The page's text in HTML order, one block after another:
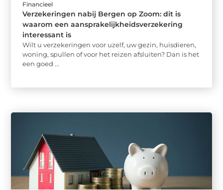
Financieel
Verzekeringen nabij Bergen op Zoom: dit is
waarom een aansprakelijkheidsverzekering
interessant is
Wilt u verzekeringen voor uzelf, uw gezin, huisdieren,
woning, spullen of voor het reizen afsluiten? Dan is het
een goed ...